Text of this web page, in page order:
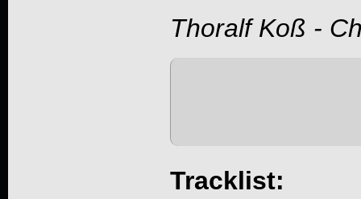
Thoralf Koß -
Tracklist: